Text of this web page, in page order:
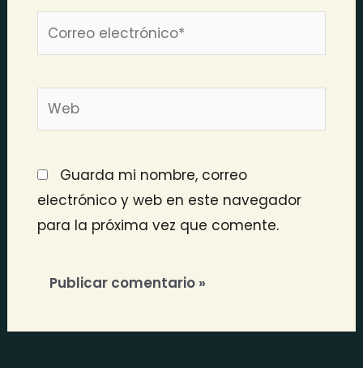
Correo
Web
Guarda mi nombre, correo
electrónico y web en este navegador
para la próxima vez que comente.